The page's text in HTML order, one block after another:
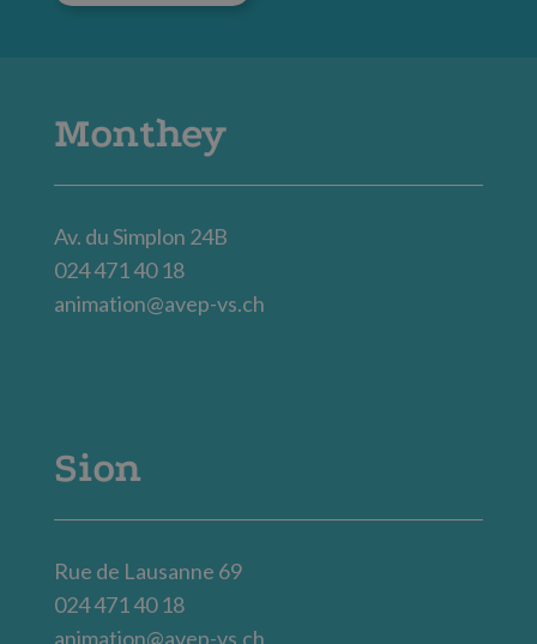
Monthey
Av. du Simplon 24B
024 471 40 18
animation@avep-vs.ch
Sion
Rue de Lausanne 69
024 471 40 18
animation@avep-vs.ch